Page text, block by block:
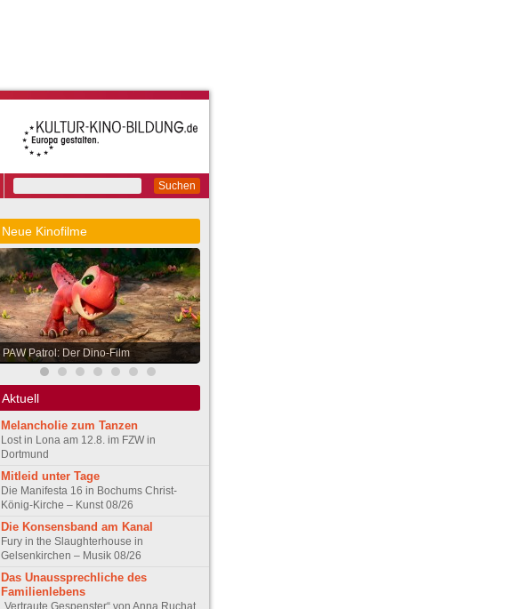
Suchen
Neue Kinofilme
PAW Patrol: Der Dino-Film
Aktuell
Melancholie zum Tanzen
Lost in Lona am 12.8. im FZW in
Dortmund
Mitleid unter Tage
Die Manifesta 16 in Bochums Christ-
König-Kirche – Kunst 08/26
Die Konsensband am Kanal
Fury in the Slaughterhouse in
Gelsenkirchen – Musik 08/26
Das Unaussprechliche des
Familienlebens
„Vertraute Gespenster“ von Anna Ruchat